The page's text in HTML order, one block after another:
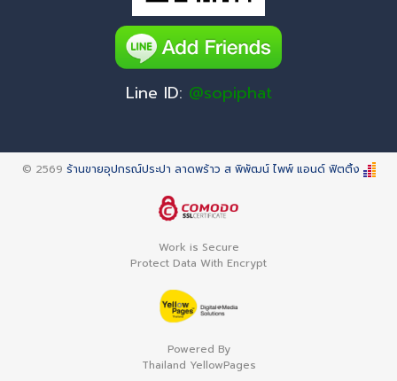
Line ID: @sopiphat
© 2569 ร้านขายอุปกรณ์ประปา ลาดพร้าว ส พิพัฒน์ ไพพ์ แอนด์ ฟิตติ้ง
Work is Secure
Protect Data With Encrypt
Powered By
Thailand YellowPages